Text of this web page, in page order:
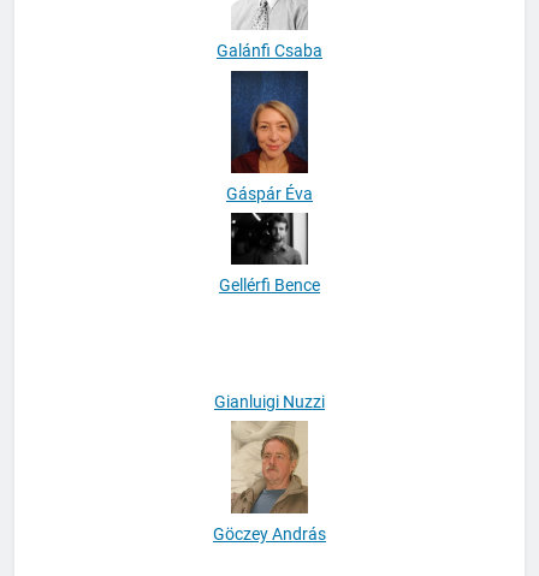
Galánfi Csaba
Gáspár Éva
Gellérfi Bence
Gianluigi Nuzzi
Göczey András